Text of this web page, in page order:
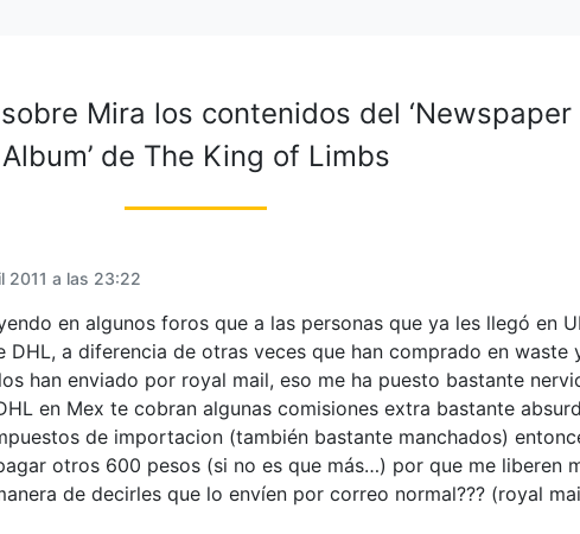
Mira los contenidos del ‘Newspaper
Album’ de The King of Limbs
2011 a las 23:22
en algunos foros que a las personas que ya les llegó en
DHL, a diferencia de otras veces que han comprado en waste
han enviado por royal mail, eso me ha puesto bastante
en Mex te cobran algunas comisiones extra bastante
de importacion (también bastante manchados)
otros 600 pesos (si no es que más…) por que me liberen
de decirles que lo envíen por correo normal??? (royal